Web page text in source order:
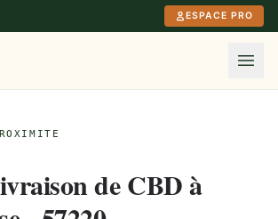
ESPACE PRO
de CBD à